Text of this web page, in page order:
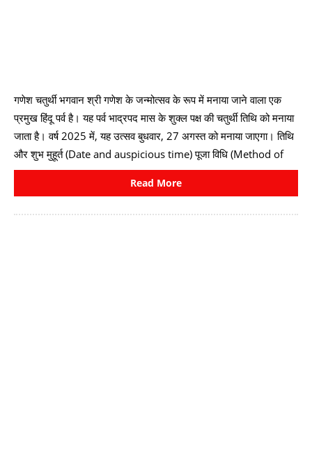
गणेश चतुर्थी भगवान श्री गणेश के जन्मोत्सव के रूप में मनाया जाने वाला एक
प्रमुख हिंदू पर्व है। यह पर्व भाद्रपद मास के शुक्ल पक्ष की चतुर्थी तिथि को मनाया
जाता है। वर्ष 2025 में, यह उत्सव बुधवार, 27 अगस्त को मनाया जाएगा। तिथि
और शुभ मुहूर्त (Date and auspicious time) पूजा विधि (Method of
Read More